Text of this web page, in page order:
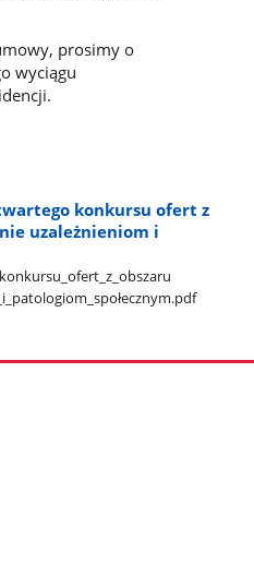
prosimy o
wyciągu
konkursu ofert z
uzależnieniom i